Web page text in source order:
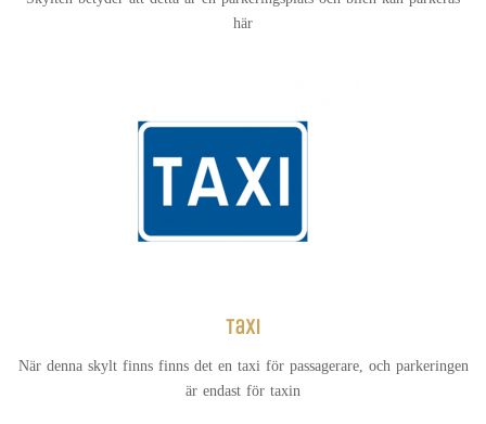
här
Taxi
När denna skylt finns finns det en taxi för passagerare, och parkeringen
är endast för taxin